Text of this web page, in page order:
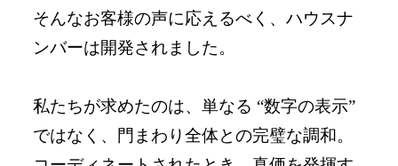
そんなお客様の声に応えるべく、ハウスナ
ンバーは開発されました。
私たちが求めたのは、単なる “数字の表示”
ではなく、門まわり全体との完璧な調和。